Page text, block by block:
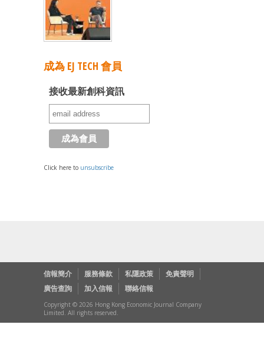
成為 EJ TECH 會員
接收最新創科資訊
Click here to unsubscribe
信報簡介 服務條款 私隱政策
免責聲明
廣告查詢
加入信報 聯絡信報
Copyright © 2026 Hong Kong Economic Journal Company
Limited. All rights reserved.